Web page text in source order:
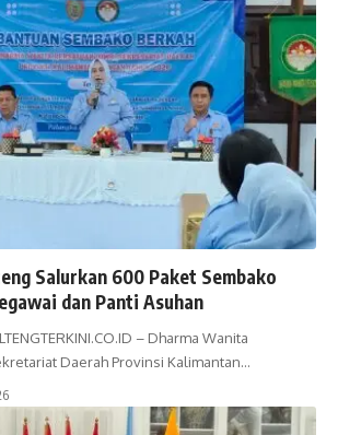
Salurkan 600 Paket Sembako
dan Panti Asuhan
– Dharma Wanita
Daerah Provinsi Kalimantan…